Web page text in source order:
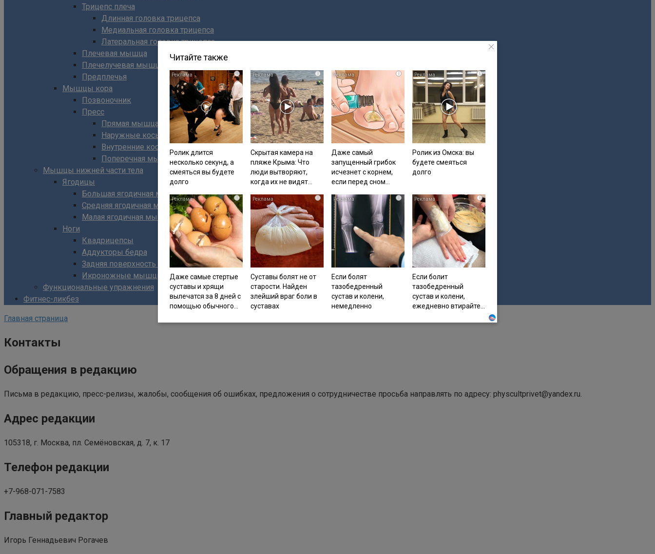
Трицепс плеча
Длинная головка трицепса
Медиальная головка трицепса
Латеральная головка трицепса
Плечевая мышца
Плечелучевая мышца
Предплечья
Мышцы кора
Позвоночник
Пресс
Прямая мышца живота
Наружные косые мышцы живота
Внутренние косые мышцы живота
Поперечная мышца живота
Мышцы нижней части тела
Ягодицы
Большая ягодичная мышца
Средняя ягодичная мышца
Малая ягодичная мышца
Ноги
Квадрицепсы
Аддукторы бедра
Задняя поверхность бедра
Икроножные мышцы
Функциональные упражнения
Фитнес-ликбез
Главная страница
Контакты
Обращения в редакцию
Письма в редакцию, пресс-релизы, жалобы, сообщения об ошибках, предложения о сотрудничестве просьба направлять по адресу: physcultprivet@yandex.ru.
Адрес редакции
105318, г. Москва, пл. Семёновская, д. 7, к. 17
Телефон редакции
+7-968-071-7583
Главный редактор
Игорь Геннадьевич Рогачев
Читайте также
i
Ролик длится
несколько секунд, а
смеяться вы будете
долго
i
Скрытая камера на
пляже Крыма: Что
люди вытворяют,
когда их не видят...
i
Даже самый
запущенный грибок
исчезнет с корнем,
если перед сном…
i
Ролик из Омска: вы
будете смеяться
долго
i
Даже самые стертые
суставы и хрящи
вылечатся за 8 дней с
помощью обычного…
i
Суставы болят не от
старости. Найден
злейший враг боли в
суставах
i
Если болят
тазобедренный
сустав и колени,
немедленно
i
Если болит
тазобедренный
сустав и колени,
ежедневно втирайте...